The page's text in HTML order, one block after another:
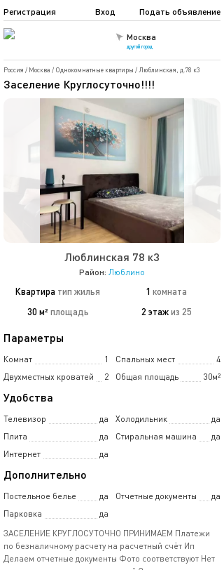
Москва
другой город
Подать объявление
Регистрация Вход
Россия / Москва / Однокомнатные квартиры / Люблинская, д.78 к3
Заселение Круглосуточно!!!!
Люблинская 78 к3
Район: Люблино
Квартира тип жилья 1 комната
30 м² площадь 2 этаж из 25
Параметры
Комнат 1 Спальных мест
4
Двухместных кроватей
2 Общая площадь 30м²
Удобства
Телевизор да Холодильник
да
Плита
да Стиральная машина
да
Интернет
да
Дополнительно
Постельное белье да Отчетные документы
да
Парковка
да
ЗАСЕЛЕНИЕ КРУГЛОСУТОЧНО ПРИНИМАЕМ Платежи
по безналичному расчету на расчетный счёт Ип
Делаем отчетные документы Фото соответствуют Нет